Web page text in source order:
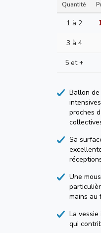
Quantité
1 à 2
3 à 4
5 et +
Ballon de
proches
Sa
Une
mains au
La
qui